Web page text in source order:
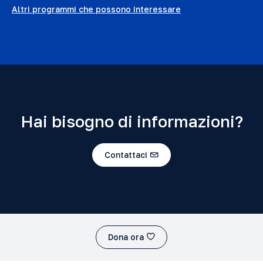
Altri programmi che possono interessare
Hai bisogno di informazioni?
Contattaci
Dona ora